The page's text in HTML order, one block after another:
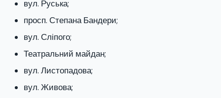
вул. Руська;
просп. Степана Бандери;
вул. Сліпого;
Театральний майдан;
вул. Листопадова;
вул. Живова;